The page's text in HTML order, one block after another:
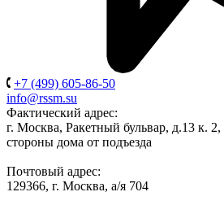
+7 (499) 605-86-50
info@rssm.su
Фактический адрес:
г. Москва, Ракетный бульвар, д.13 к. 2,
стороны дома от подъезда
Почтовый адрес:
129366, г. Москва, а/я 704